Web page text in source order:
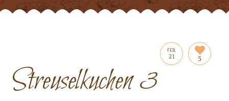
FEB.
21 5
Streuselkuchen 3